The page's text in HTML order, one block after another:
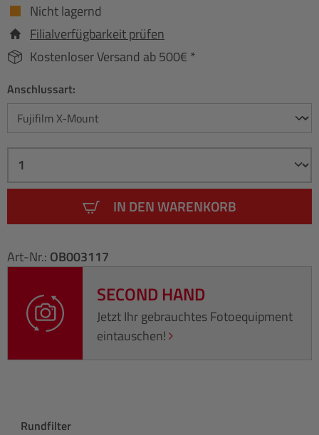
Nicht lagernd
Filialverfügbarkeit prüfen
Kostenloser Versand ab 500€ *
Anschlussart:
IN DEN WARENKORB
Art-Nr.: OB003117
SECOND HAND
Jetzt Ihr gebrauchtes Fotoequipment
eintauschen!
Produktgalerie überspringen
Rundfilter